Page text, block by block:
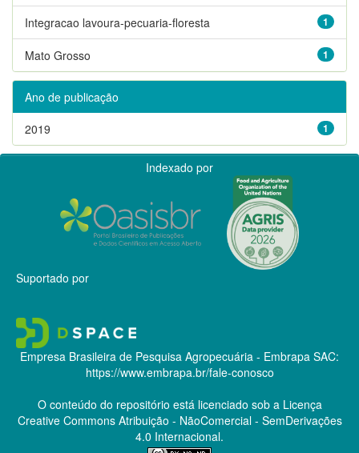
1
Integracao lavoura-pecuaria-floresta
1
Mato Grosso
Ano de publicação
1
2019
Indexado por
Suportado por
Empresa Brasileira de Pesquisa Agropecuária - Embrapa SAC:
https://www.embrapa.br/fale-conosco
O conteúdo do repositório está licenciado sob a Licença
Creative CommonsAtribuição - NãoComercial - SemDerivações
4.0 Internacional.